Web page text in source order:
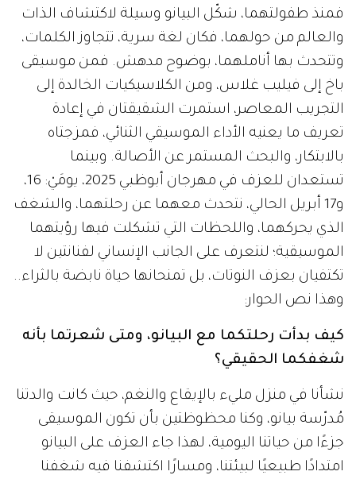
فمنذ طفولتهما، شكّل البيانو وسيلة لاكتشاف الذات
والعالم من حولهما، فكان لغة سرية، تتجاوز الكلمات،
وتتحدث بها أناملهما، بوضوح مدهش. فمن موسيقى
باخ إلى فيليب غلاس، ومن الكلاسيكيات الخالدة إلى
التجريب المعاصر، استمرت الشقيقتان في إعادة
تعريف ما يعنيه الأداء الموسيقي الثنائي، فمزجتاه
بالابتكار، والبحث المستمر عن الأصالة. وبينما
تستعدان للعزف في مهرجان أبوظبي 2025، يومَيْ: 16،
و17 أبريل الحالي، نتحدث معهما عن رحلتهما، والشغف
الذي يحركهما، واللحظات التي تشكلت فيها رؤيتهما
الموسيقية؛ لنتعرف على الجانب الإنساني لفنانتين لا
تكتفيان بعزف النوتات، بل تمنحانها حياة نابضة بالثراء..
وهذا نص الحوار:
كيف بدأت رحلتكما مع البيانو، ومتى شعرتما بأنه
شغفكما الحقيقي؟
نشأنا في منزل مليء بالإيقاع والنغم، حيث كانت والدتنا
مُدرّسة بيانو، وكنا محظوظتين بأن تكون الموسيقى
جزءًا من حياتنا اليومية، لهذا جاء العزف على البيانو
امتدادًا طبيعيًا لبيئتنا، ومسارًا اكتشفنا فيه شغفنا